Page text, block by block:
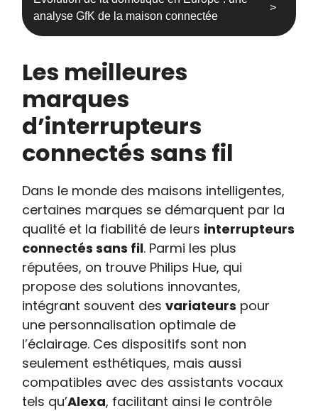
analyse GfK de la maison connectée
Les meilleures
marques
d’interrupteurs
connectés sans fil
Dans le monde des maisons intelligentes,
certaines marques se démarquent par la
qualité et la fiabilité de leurs interrupteurs
connectés sans fil. Parmi les plus
réputées, on trouve Philips Hue, qui
propose des solutions innovantes,
intégrant souvent desvariateurs pour
une personnalisation optimale de
l’éclairage. Ces dispositifs sont non
seulement esthétiques, mais aussi
compatibles avec des assistants vocaux
tels qu’Alexa, facilitant ainsi le contrôle